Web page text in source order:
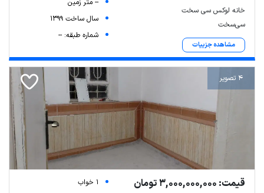
خانه لوکس سی سخت
سی‌سخت
مشاهده جزییات
سال ساخت 1399
شماره طبقه: --
4 تصویر
قیمت: 3,000,000,000 تومان
1 خواب